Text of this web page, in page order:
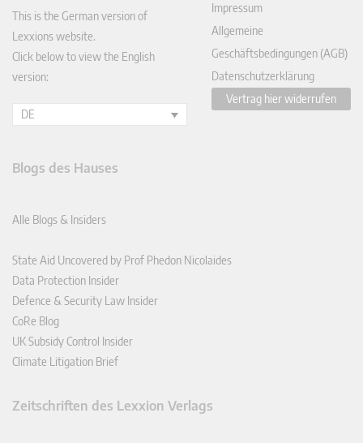
This is the German version of
Lexxions website.
Click below to view the English
version:
DE
Impressum
Allgemeine
Geschäftsbedingungen (AGB)
Datenschutzerklärung
Vertrag hier widerrufen
Blogs des Hauses
Alle Blogs & Insiders
State Aid Uncovered by Prof Phedon Nicolaides
Data Protection Insider
Defence & Security Law Insider
CoRe Blog
UK Subsidy Control Insider
Climate Litigation Brief
Zeitschriften des Lexxion Verlags